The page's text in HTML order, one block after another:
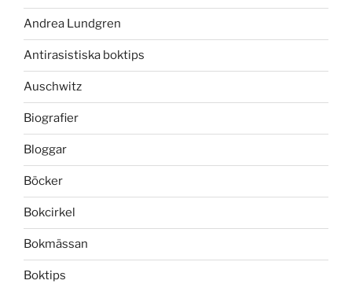
Andrea Lundgren
Antirasistiska boktips
Auschwitz
Biografier
Bloggar
Böcker
Bokcirkel
Bokmässan
Boktips